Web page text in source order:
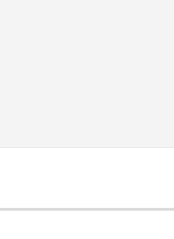
ソフトウエア」を使用もしくは利
、逆コンパイルまたは逆アセンブ
かなる権利もお客様に付与するも
ノンのライセンサーに帰属しま